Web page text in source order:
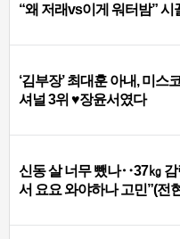
“왜 저래vs이게 워터밤” 시
‘김부장’ 최대훈 아내, 미스
셔널 3위 ♥장윤서였다
신동 살 너무 뺐나‥37㎏ 감
서 요요 와야하나 고민”(전